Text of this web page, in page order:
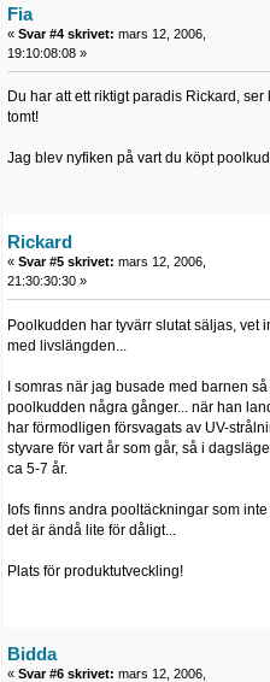
Fia
« Svar #4 skrivet: mars 12, 2006,
19:10:08:08 »
Du har att ett riktigt paradis Rickard,
tomt!
Jag blev nyfiken på vart du köpt
Rickard
« Svar #5 skrivet: mars 12, 2006,
21:30:30:30 »
Poolkudden har tyvärr slutat säljas, vet
med livslängden...
I somras när jag busade med barnen
poolkudden några gånger... när han
har förmodligen försvagats av UV-
styvare för vart år som går, så i
ca 5-7 år.
Iofs finns andra pooltäckningar som
det är ändå lite för dåligt...
Plats för produktutveckling!
Bidda
« Svar #6 skrivet: mars 12, 2006,